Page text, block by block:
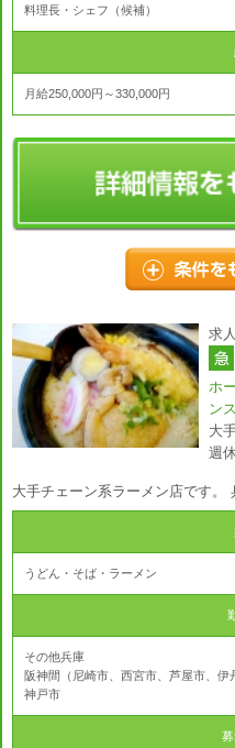
料理長・シェフ（候補）
月給250,000円～330,000円
求
ホ
ン
大
週
大手チェーン系ラーメン店です。
うどん・そば・ラーメン
その他兵庫
阪神間（尼崎市、西宮市、芦屋市、伊
神戸市